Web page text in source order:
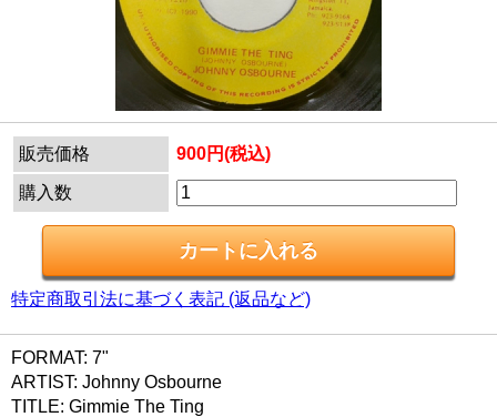
販売価格 900円(税込)
購入数
特定商取引法に基づく表記 (返品など)
FORMAT: 7"
ARTIST: Johnny Osbourne
TITLE: Gimmie The Ting